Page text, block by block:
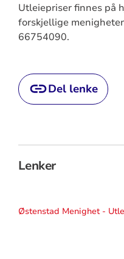
Utleiepriser finnes på
forskjellige
66754090.
Del lenke
Lenker
Østenstad Menighet -